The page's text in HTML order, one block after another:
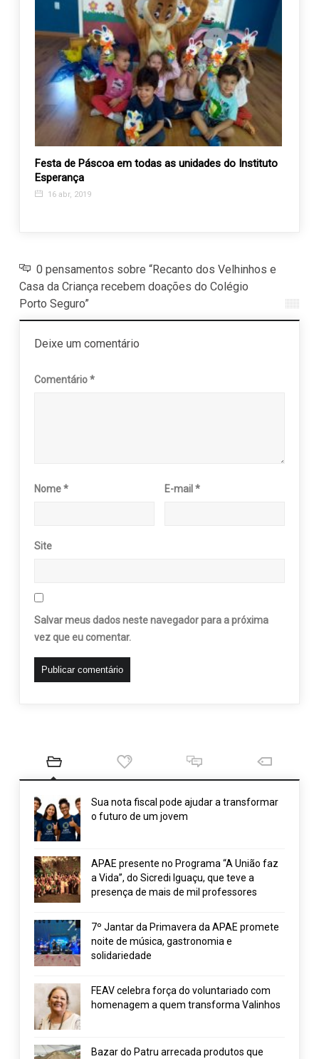
Festa de Páscoa em todas as unidades do Instituto
Esperança
16 abr, 2019
0 pensamentos sobre “Recanto dos Velhinhos e
Casa da Criança recebem doações do Colégio
Porto Seguro”
Deixe um comentário
Comentário*
Nome* E-mail*
Site
Salvar meus dados neste navegador para a próxima
vez que eu comentar.
Sua nota fiscal pode ajudar a transformar
o futuro de um jovem
APAE presente no Programa “A União faz
a Vida”, do Sicredi Iguaçu, que teve a
presença de mais de mil professores
7º Jantar da Primavera da APAE promete
noite de música, gastronomia e
solidariedade
FEAV celebra força do voluntariado com
homenagem a quem transforma Valinhos
Bazar do Patru arrecada produtos que